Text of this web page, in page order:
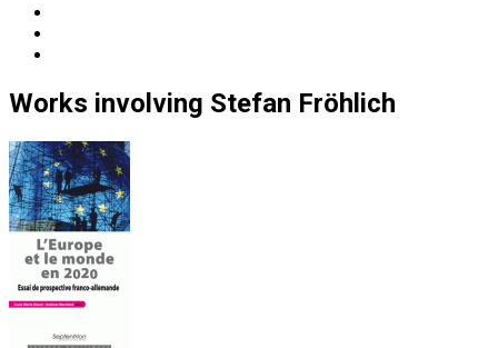
Works involving Stefan Fröhlich